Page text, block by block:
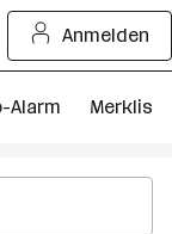
Anmelden
Alarm Merkliste